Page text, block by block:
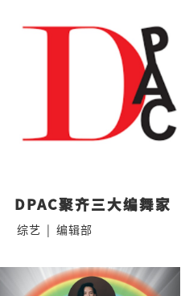
DPAC聚齐三大编舞
综艺 | 编辑部